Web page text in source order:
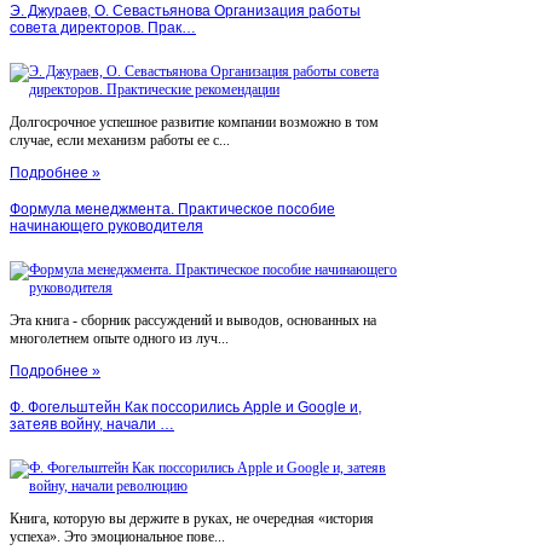
Э. Джураев, О. Севастьянова Организация работы
совета директоров. Прак…
Долгосрочное успешное развитие компании возможно в том
случае, если механизм работы ее с...
Подробнее »
Формула менеджмента. Практическое пособие
начинающего руководителя
Эта книга - сборник рассуждений и выводов, основанных на
многолетнем опыте одного из луч...
Подробнее »
Ф. Фогельштейн Как поссорились Apple и Google и,
затеяв войну, начали …
Книга, которую вы держите в руках, не очередная «история
успеха». Это эмоциональное пове...